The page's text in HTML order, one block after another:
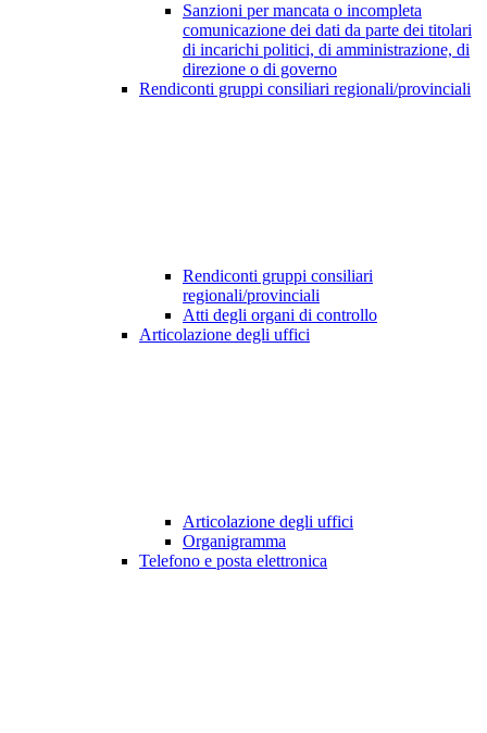
Sanzioni per mancata o incompleta
comunicazione dei dati da parte dei titolari
di incarichi politici, di amministrazione, di
direzione o di governo
Rendiconti gruppi consiliari regionali/provinciali
Rendiconti gruppi consiliari
regionali/provinciali
Atti degli organi di controllo
Articolazione degli uffici
Articolazione degli uffici
Organigramma
Telefono e posta elettronica